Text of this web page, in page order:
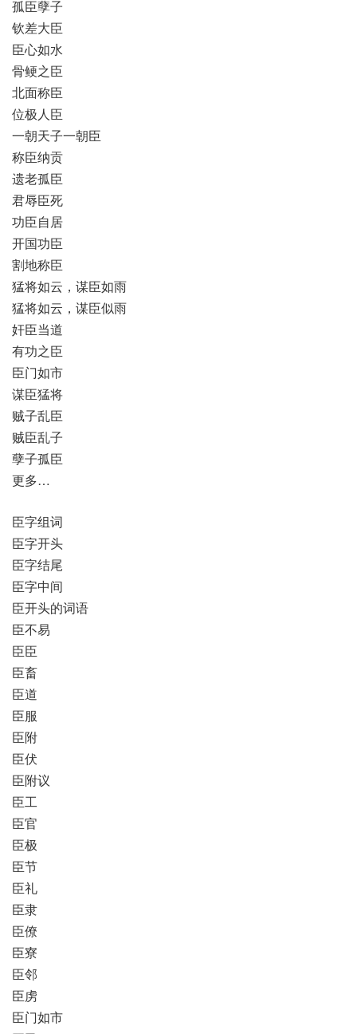
孤臣孽子
钦差大臣
臣心如水
骨鲠之臣
北面称臣
位极人臣
一朝天子一朝臣
称臣纳贡
遗老孤臣
君辱臣死
功臣自居
开国功臣
割地称臣
猛将如云，谋臣如雨
猛将如云，谋臣似雨
奸臣当道
有功之臣
臣门如市
谋臣猛将
贼子乱臣
贼臣乱子
孽子孤臣
更多…
臣字组词
臣字开头
臣字结尾
臣字中间
臣开头的词语
臣不易
臣臣
臣畜
臣道
臣服
臣附
臣伏
臣附议
臣工
臣官
臣极
臣节
臣礼
臣隶
臣僚
臣寮
臣邻
臣虏
臣门如市